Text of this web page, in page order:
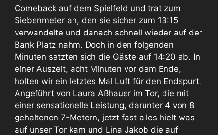
Comeback auf dem Spielfeld und trat zum
Siebenmeter an, den sie sicher zum 13:15
verwandelte und danach schnell wieder auf der
Bank Platz nahm. Doch in den folgenden
Minuten setzten sich die Gäste auf 14:20 ab. In
einer Auszeit, acht Minuten vor dem Ende,
holten wir ein letztes Mal Luft für den Endspurt.
Angeführt von Laura Aßhauer im Tor, die mit
einer sensationelle Leistung, darunter 4 von 8
gehaltenen 7-Metern, jetzt fast alles hielt was
auf unser Tor kam und Lina Jakob die auf